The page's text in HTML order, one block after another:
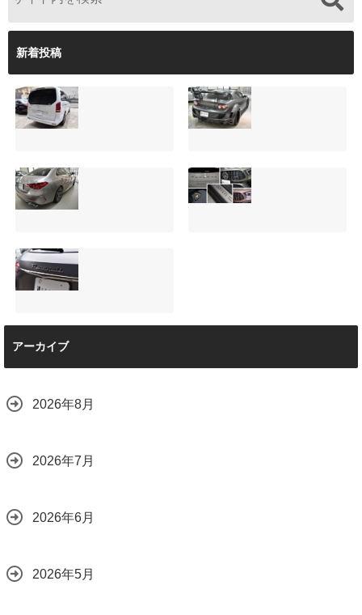
新着投稿
サンルーフ付きベ
ンツVクラス
（V220d）にフリ
店で断られた悩み
をプロの技術で解
決
2026.08.04
マツダRX-8（マッ
トグレー）の板金
修理と専用コーテ
【施工事例】メル
セデス・ベンツ
C220d｜3層セラ
ート」と弱点克服
のプロテクション
京都世田谷区）
マセラティ グレカ
ーレ トロフェオ
2026.07.22
アーカイブ
2026年8月
2026年7月
2026年6月
2026年5月